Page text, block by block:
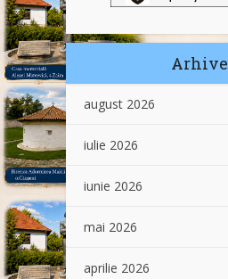
Arhive
august 2026
iulie 2026
iunie 2026
mai 2026
aprilie 2026